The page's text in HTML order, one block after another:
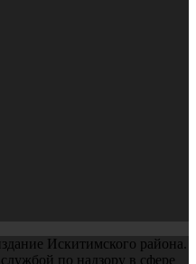
Искитимского района.
по надзору в сфере